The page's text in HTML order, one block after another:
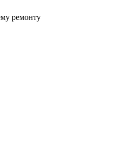
ремонту